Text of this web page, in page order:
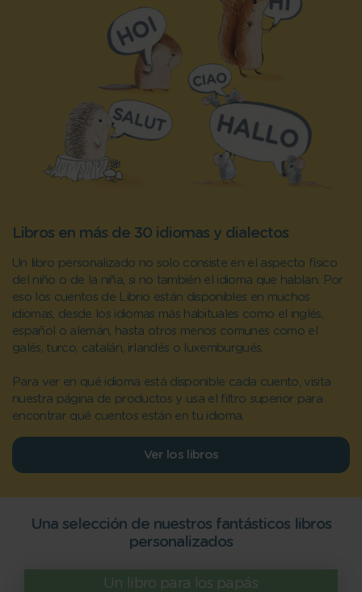
Libros en más de 30 idiomas y dialectos
Un libro personalizado no solo consiste en el aspecto físico
del niño o de la niña, si no también el idioma que hablan. Por
eso los cuentos de Librio están disponibles en muchos
idiomas, desde los idiomas más habituales como el inglés,
español o alemán, hasta otros menos comunes como el
galés, turco, catalán, irlandés o luxemburgués.
Para ver en qué idioma está disponible cada cuento, visita
nuestra página de productos y usa el filtro superior para
encontrar qué cuentos están en tu idioma.
Ver los libros
Una selección de nuestros fantásticos libros
personalizados
Un libro para los papás